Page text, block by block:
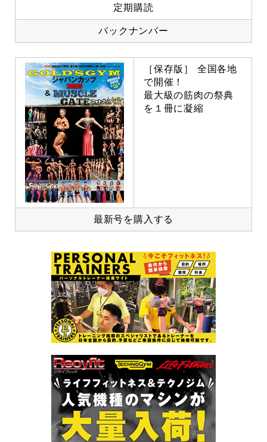
定期購読
バックナンバー
［保存版］ 全国各地
で開催！
最大級の筋肉の祭典
を１冊に凝縮
最新号を購入する